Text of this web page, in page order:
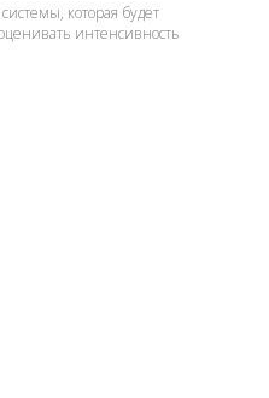
которая будет
интенсивность